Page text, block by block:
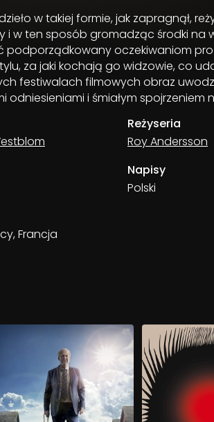
w takiej formie, jak zapragnął,
i w ten sposób gromadząc środki na
podporządkowany oczekiwaniom
za jaki kochają go widzowie, co
festiwalach filmowych obraz
odniesieniami i śmiałym spojrzeniem
Reżyseria
Roy Andersson
Napisy
Polski
Francja